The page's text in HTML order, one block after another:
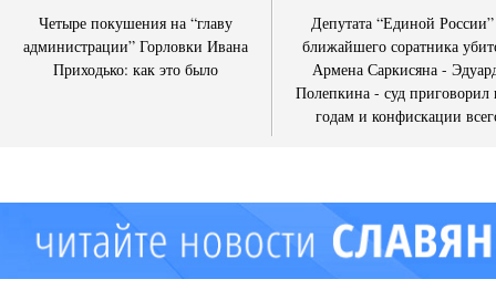
Четыре покушения на “главу
администрации” Горловки Ивана
Приходько: как это было
Депутата “Единой
ближайшего соратника
Армена Саркисяна -
Полепкина - суд приговорил
годам и конфискации